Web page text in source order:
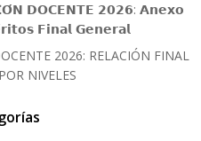
𝗗𝗢𝗖𝗘𝗡𝗧𝗘 𝟮𝟬𝟮𝟲: 𝗔𝗻𝗲𝘅𝗼
𝗙𝗶𝗻𝗮𝗹 𝗚𝗲𝗻𝗲𝗿𝗮𝗹
2026: RELACIÓN FINAL
NIVELES